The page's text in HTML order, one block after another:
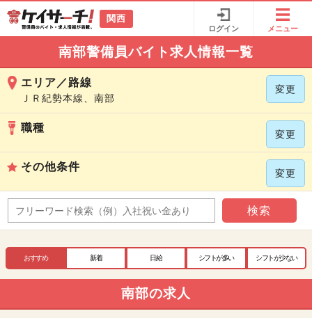
関西
ログイン メニュー
南部警備員バイト求人情報一覧
エリア／路線
ＪＲ紀勢本線、南部
変更
職種
変更
その他条件
変更
検索
おすすめ 新着 日給 シフトが多い シフトが少ない
南部の求人